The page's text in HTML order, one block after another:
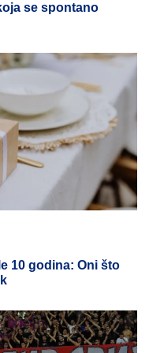
se spontano
10 godina: Oni što